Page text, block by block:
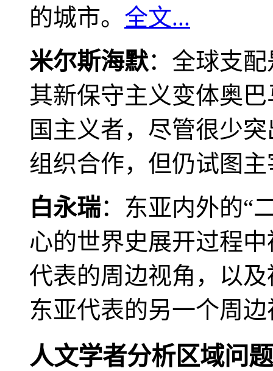
的城市。 全文...
米尔斯海默：全球支
其新保守主义变体奥
国主义者，尽管很少
组织合作，但仍试图
白永瑞：东亚内外的“
心的世界史展开过程
代表的周边视角，以
东亚代表的另一个周
人文学者分析区域问题